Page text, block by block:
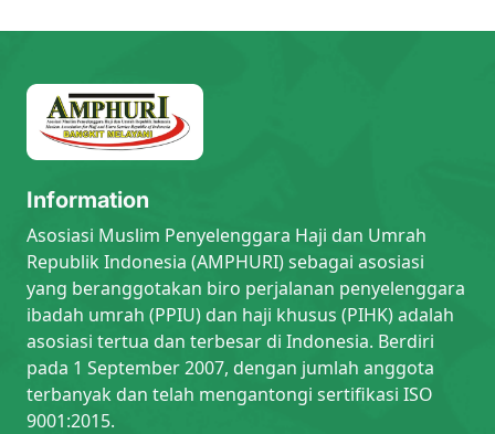
Information
Asosiasi Muslim Penyelenggara Haji dan Umrah
Republik Indonesia (AMPHURI) sebagai asosiasi
yang beranggotakan biro perjalanan penyelenggara
ibadah umrah (PPIU) dan haji khusus (PIHK) adalah
asosiasi tertua dan terbesar di Indonesia. Berdiri
pada 1 September 2007, dengan jumlah anggota
terbanyak dan telah mengantongi sertifikasi ISO
9001:2015.